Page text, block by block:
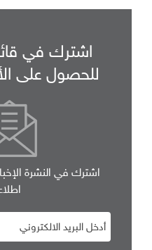
اشترك في
للحصول على
اشترك في النشرة